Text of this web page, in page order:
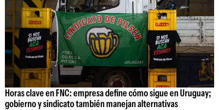
Horas clave en FNC: empresa define cómo sigue en Uruguay;
gobierno y sindicato también manejan alternativas